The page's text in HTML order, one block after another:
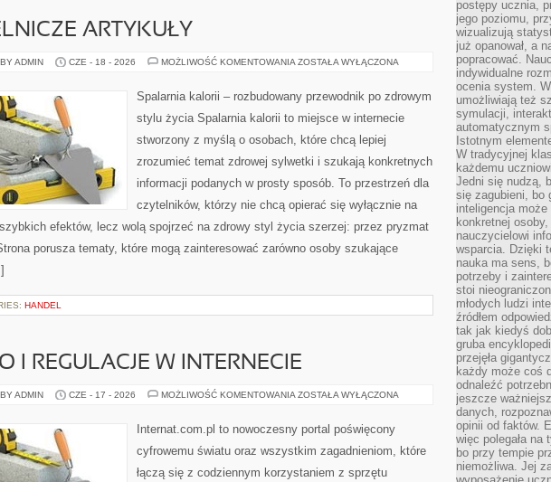
ARTYKUŁY
ADMIN CZE - 18 - 2026 MOŻLIWOŚĆ KOMENTOWANIA CZYTELNICZE
ZOSTAŁA WYŁĄCZONA
Spalarnia kalorii – rozbudowany przewodnik po zdrowym
stylu życia Spalarnia kalorii to miejsce w internecie
stworzony z myślą o osobach, które chcą lepiej
zrozumieć temat zdrowej sylwetki i szukają konkretnych
informacji podanych w prosty sposób. To przestrzeń dla
czytelników, którzy nie chcą opierać się wyłącznie na
efektów, lecz wolą spojrzeć na zdrowy styl życia szerzej: przez pryzmat
porusza tematy, które mogą zainteresować zarówno osoby szukające
HANDEL
I REGULACJE W INTERNECIE
ADMIN CZE - 17 - 2026 MOŻLIWOŚĆ KOMENTOWANIA PRAWO
INTERNECIE
ZOSTAŁA WYŁĄCZONA
Internat.com.pl to nowoczesny portal poświęcony
cyfrowemu światu oraz wszystkim zagadnieniom, które
łączą się z codziennym korzystaniem z sprzętu
postępy ucznia,
jego poziomu,
wizualizują
już opanował, a
popracować.
indywidualne
ocenia system.
umożliwiają też
symulacji,
automatycznym
Istotnym
W tradycyjnej
każdemu
Jedni się nudzą,
się zagubieni, bo
inteligencja może
konkretnej
nauczycielowi
wsparcia. Dzięki
nauka ma sens,
potrzeby i
stoi
młodych ludzi
źródłem
tak jak kiedyś
gruba
przejęła
każdy może coś
odnaleźć
jeszcze
danych,
opinii od faktów.
więc polegała na
bo przy tempie
niemożliwa. Jej